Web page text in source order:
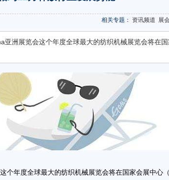
相关专题： 资讯频道 展
洲展览会这个年度全球最大的纺织机械展览会将在国
年度全球最大的纺织机械展览会将在国家会展中心